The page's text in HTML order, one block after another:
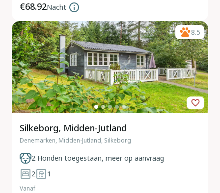
€68.92Nacht
8.5
Silkeborg, Midden-Jutland
Denemarken, Midden-Jutland, Silkeborg
2 Honden toegestaan, meer op aanvraag
2
1
Vanaf